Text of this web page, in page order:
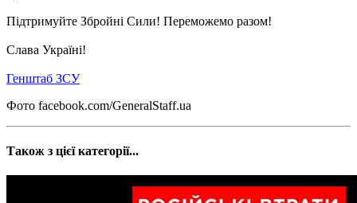
Підтримуйте Збройні Сили! Переможемо разом!
Слава Україні!
Генштаб ЗСУ
Фото facebook.com/GeneralStaff.ua
Також з цієї категорії...